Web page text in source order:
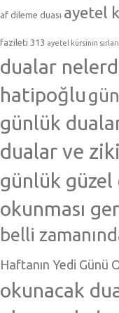
af dileme duası ayetel
fazileti 313 ayetel kürsinin sırları
dualar
hatipoğlu
günlük
dualar ve
günlük güzel
okunması
belli
Haftanın Yedi Günü
okunacak